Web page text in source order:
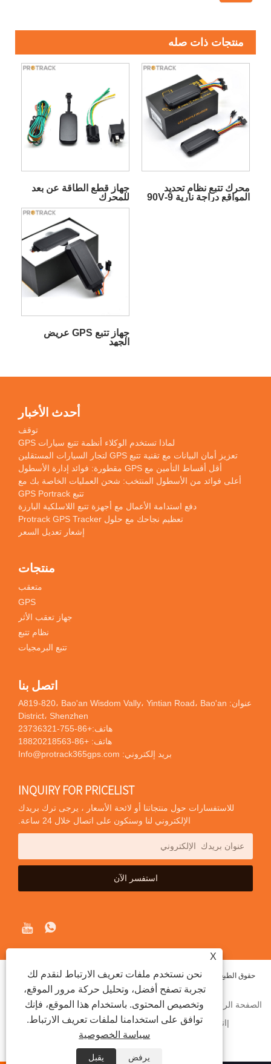
منتجات ذات صله
جهاز قطع الطاقة عن بعد
للمحرك
محرك تتبع نظام تحديد
المواقع دراجة نارية 9-90V
جهاز تتبع GPS عريض
الجهد
أحدث الأخبار
توقف
لماذا تستخدم الوكلاء أنظمة تتبع سيارات GPS
تعزيز أمان البيانات مع تقنية تتبع GPS لتجار السيارات المستقلين
أقل أقساط التأمين مع GPS مقطورة: فوائد إدارة الأسطول
أعلى فوائد من الأسطول المنتخب: شحن العمليات الخاصة بك مع
تتبع GPS Portrack
دفع استدامة الأعمال مع أجهزة تتبع اللاسلكية البارزة
تعظيم نجاحك مع حلول Protrack GPS Tracker
إشعار تعديل السعر
منتجات
متعقب
GPS
جهاز تعقب الأثر
نظام تتبع
تتبع البرمجيات
اتصل بنا
عنوان: A819-820، Bao'an Wisdom Vally، Yintian Road، Bao'an
District، Shenzhen
هاتف:+86-755-23736321
هاتف: +86-18820218563
بريد إلكتروني: Info@protrack365gps.com
INQUIRY FOR PRICELIST
للاستفسارات حول منتجاتنا أو لائحة الأسعار ، يرجى ترك بريدك
الإلكتروني لنا وسنكون على اتصال خلال 24 ساعة.
حقوق الطبع والنشر © 2020 Shenzhen iTrybrand Technology Co. ، Ltd جميع
الحقوق محفوظة.
الصفحة الرئيسية معلومات عنا منتجات أخبار
إرسال استفسار
اتصل بنا
الروابط SITEMAP
RSS
XML
PRIVACY POLICY
X
نحن نستخدم ملفات تعريف الارتباط لنقدم لك
تجربة تصفح أفضل، وتحليل حركة مرور الموقع،
وتخصيص المحتوى. باستخدام هذا الموقع، فإنك
توافق على استخدامنا لملفات تعريف الارتباط.
سياسة الخصوصية
يرفض يقبل